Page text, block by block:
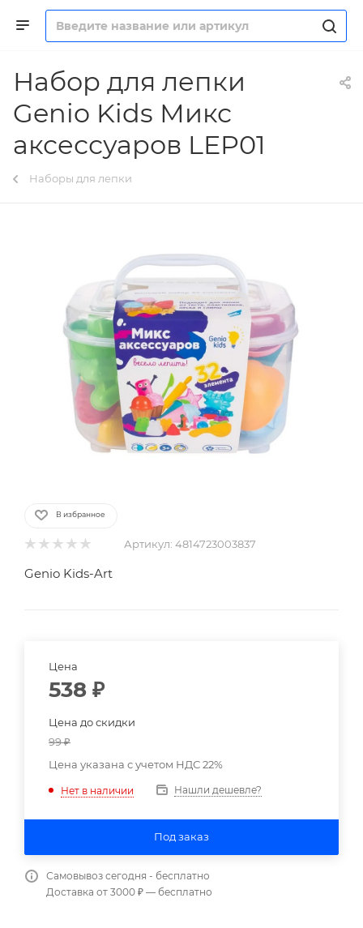
Набор для лепки
Genio Kids Микс
аксессуаров LEP01
Наборы для лепки
В избранное
Артикул: 4814723003837
Genio Kids-Art
Цена
538 ₽
Цена до скидки
99₽
Цена указана с учетом НДС 22%
Нет в наличии Нашли дешевле?
Под заказ
Самовывоз сегодня - бесплатно
Доставка от 3000 ₽ — бесплатно